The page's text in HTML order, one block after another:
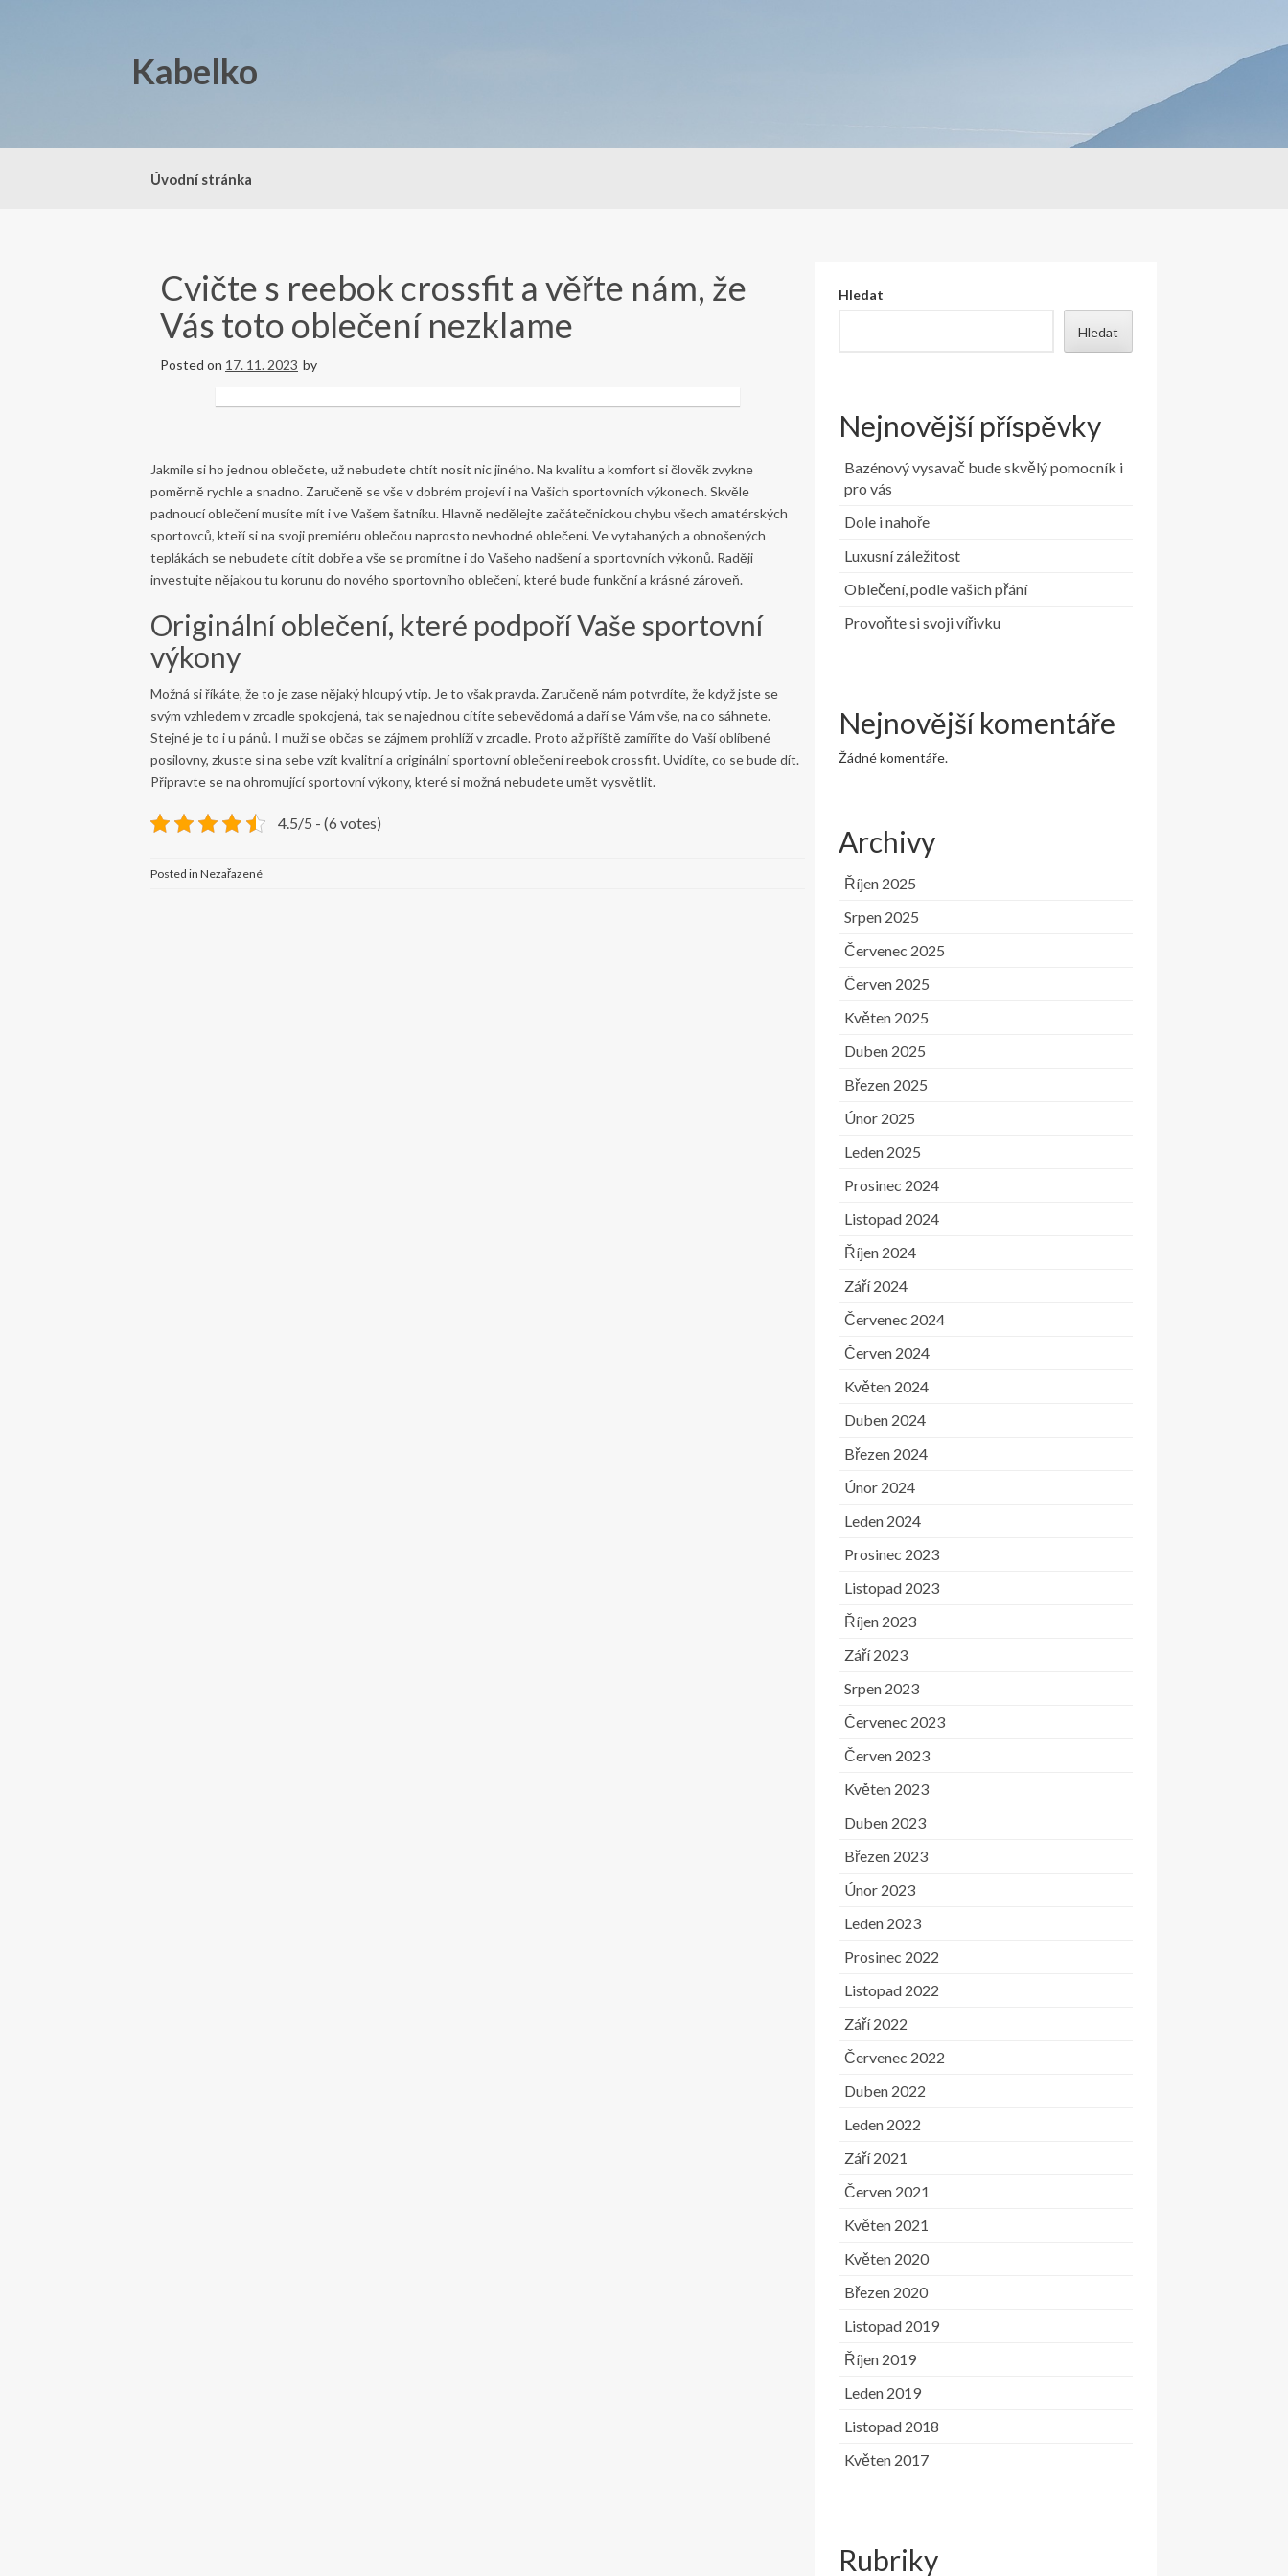
Kabelko
Úvodní stránka
Cvičte s reebok crossfit a věřte nám, že
Vás toto oblečení nezklame
Posted on 17. 11. 2023 by
Jakmile si ho jednou oblečete, už nebudete chtít nosit nic jiného. Na kvalitu a komfort si člověk zvykne
poměrně rychle a snadno. Zaručeně se vše v dobrém projeví i na Vašich sportovních výkonech. Skvěle
padnoucí oblečení musíte mít i ve Vašem šatníku. Hlavně nedělejte začátečnickou chybu všech amatérských
sportovců, kteří si na svoji premiéru oblečou naprosto nevhodné oblečení. Ve vytahaných a obnošených
teplákách se nebudete cítit dobře a vše se promítne i do Vašeho nadšení a sportovních výkonů. Raději
investujte nějakou tu korunu do nového sportovního oblečení, které bude funkční a krásné zároveň.
Originální oblečení, které podpoří Vaše sportovní
výkony
Možná si říkáte, že to je zase nějaký hloupý vtip. Je to však pravda. Zaručeně nám potvrdíte, že když jste se
svým vzhledem v zrcadle spokojená, tak se najednou cítíte sebevědomá a daří se Vám vše, na co sáhnete.
Stejné je to i u pánů. I muži se občas se zájmem prohlíží v zrcadle. Proto až příště zamíříte do Vaší oblíbené
posilovny, zkuste si na sebe vzít kvalitní a originální sportovní oblečeníreebok crossfit. Uvidíte, co se bude dít.
Připravte se na ohromující sportovní výkony, které si možná nebudete umět vysvětlit.
4.5/5 - (6 votes)
Posted in Nezařazené
Hledat
Hledat
Nejnovější příspěvky
Bazénový vysavač bude skvělý pomocník i
pro vás
Dole i nahoře
Luxusní záležitost
Oblečení, podle vašich přání
Provoňte si svoji vířivku
Nejnovější komentáře
Žádné komentáře.
Archivy
Říjen 2025
Srpen 2025
Červenec 2025
Červen 2025
Květen 2025
Duben 2025
Březen 2025
Únor 2025
Leden 2025
Prosinec 2024
Listopad 2024
Říjen 2024
Září 2024
Červenec 2024
Červen 2024
Květen 2024
Duben 2024
Březen 2024
Únor 2024
Leden 2024
Prosinec 2023
Listopad 2023
Říjen 2023
Září 2023
Srpen 2023
Červenec 2023
Červen 2023
Květen 2023
Duben 2023
Březen 2023
Únor 2023
Leden 2023
Prosinec 2022
Listopad 2022
Září 2022
Červenec 2022
Duben 2022
Leden 2022
Září 2021
Červen 2021
Květen 2021
Květen 2020
Březen 2020
Listopad 2019
Říjen 2019
Leden 2019
Listopad 2018
Květen 2017
Rubriky